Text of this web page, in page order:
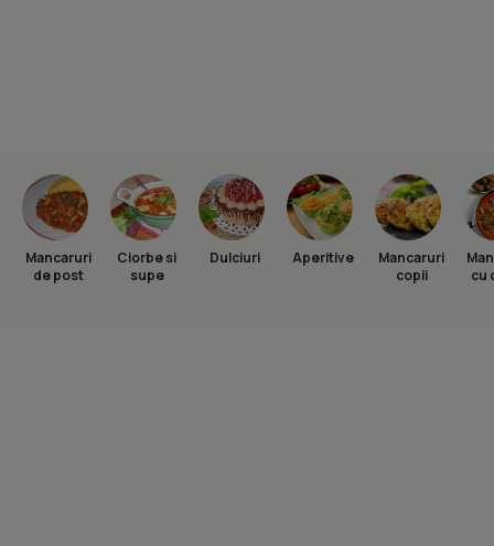
Mancaruri
de post
Ciorbe si
supe
Dulciuri Aperitive
Mancaruri
copii
cu